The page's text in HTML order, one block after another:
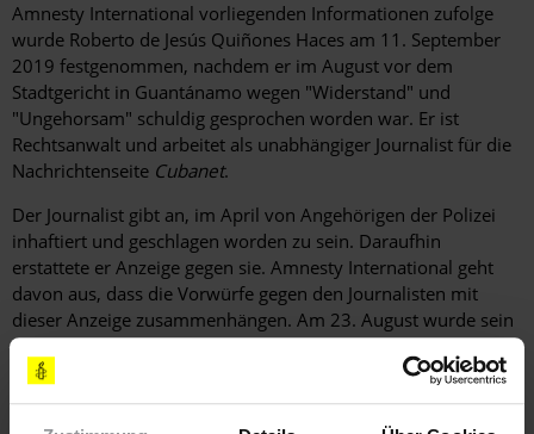
Amnesty International vorliegenden Informationen zufolge
wurde Roberto de Jesús Quiñones Haces am 11. September
2019 festgenommen, nachdem er im August vor dem
Stadtgericht in Guantánamo wegen "Widerstand" und
"Ungehorsam" schuldig gesprochen worden war. Er ist
Rechtsanwalt und arbeitet als unabhängiger Journalist für die
Nachrichtenseite Cubanet.
Der Journalist gibt an, im April von Angehörigen der Polizei
inhaftiert und geschlagen worden zu sein. Daraufhin
erstattete er Anzeige gegen sie. Amnesty International geht
davon aus, dass die Vorwürfe gegen den Journalisten mit
dieser Anzeige zusammenhängen. Am 23. August wurde sein
Schuldspruch im Berufungsverfahren bestätigt, ohne dass
ihm eine weitere mündliche Anhörung gewährt wurde. Laut
Roberto de Jesús Quiñones Haces ist er seit 2015 bereits
mehrfach willkürlich festgenommen worden.